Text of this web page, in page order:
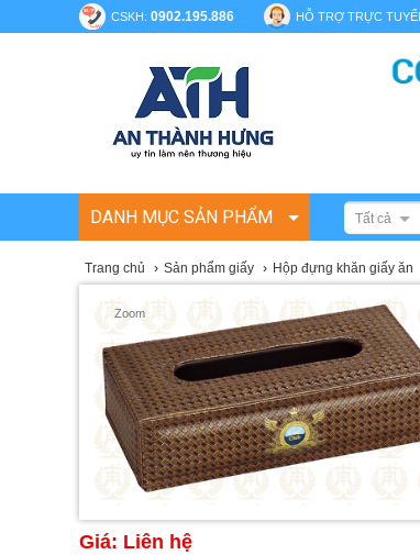
CSKH: 0902.195.886 HỖ TRỢ TRỰC
DANH MỤC SẢN PHẨM Tất cả
Trang chủ › Sản phẩm giấy › Hộp đựng khăn giấy ăn
Zoom
Giá: Liên hệ